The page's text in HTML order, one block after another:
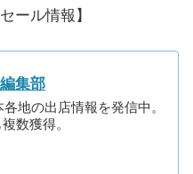
ール情報】
集部
地の出店情報を発信中。
数獲得。